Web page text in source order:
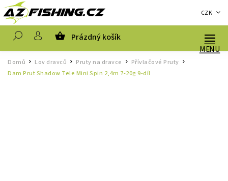
CZK
Prázdný košík
Domů / Lov dravců / Pruty na dravce Přívlačové Pruty
Dam Prut Shadow Tele Mini Spin 2,4m 7-20g 9-díl